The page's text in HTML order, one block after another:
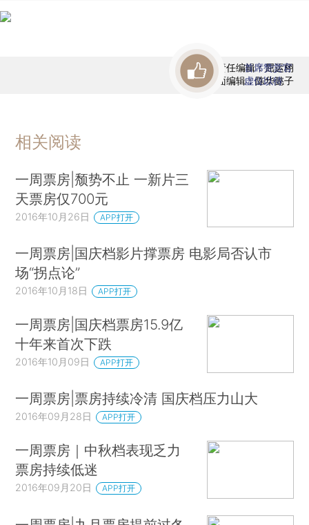
责任编辑：屈运栩
版面编辑：陈华懿子
首席赞赏官
虚位以待
相关阅读
一周票房|颓势不止 一新片三
天票房仅700元
2016年10月26日 APP打开
一周票房|国庆档影片撑票房 电影局否认市
场“拐点论”
2016年10月18日 APP打开
一周票房|国庆档票房15.9亿
十年来首次下跌
2016年10月09日 APP打开
一周票房|票房持续冷清 国庆档压力山大
2016年09月28日 APP打开
一周票房｜中秋档表现乏力
票房持续低迷
2016年09月20日 APP打开